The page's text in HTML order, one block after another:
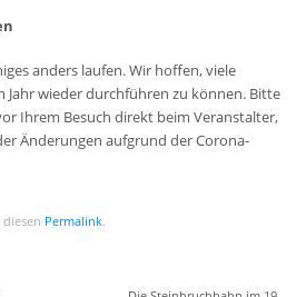
anders laufen. Wir hoffen, viele
Jahr wieder durchführen zu können. Bitte
Ihrem Besuch direkt beim Veranstalter,
Änderungen aufgrund der Corona-
Permalink.